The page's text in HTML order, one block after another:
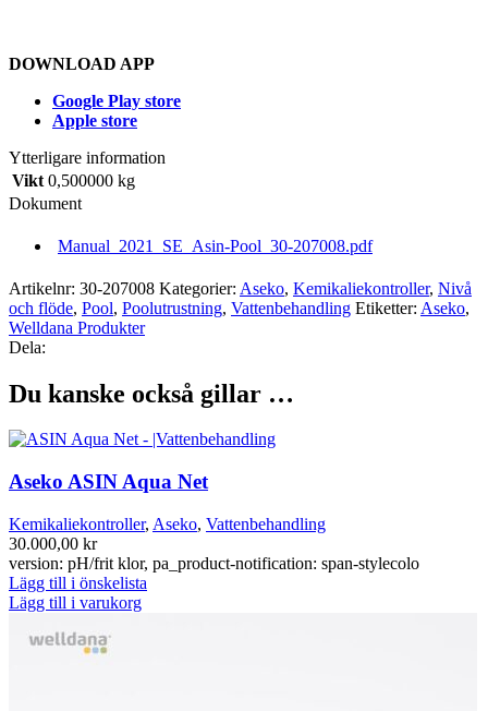
DOWNLOAD APP
Google Play store
Apple store
Ytterligare information
Vikt 0,500000 kg
Dokument
Manual_2021_SE_Asin-Pool_30-207008.pdf
Artikelnr: 30-207008 Kategorier: Aseko, Kemikaliekontroller, Nivå
och flöde, Pool, Poolutrustning, Vattenbehandling Etiketter: Aseko,
Welldana Produkter
Dela:
Du kanske också gillar …
Aseko ASIN Aqua Net
Kemikaliekontroller, Aseko, Vattenbehandling
30.000,00 kr
version: pH/frit klor, pa_product-notification: span-stylecolo
Lägg till i önskelista
Lägg till i varukorg